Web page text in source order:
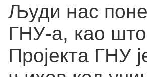
Људи нас
ГНУ-а, као
Пројекта ГНУ